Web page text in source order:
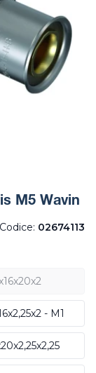
M5 Wavin
Codice: 02674113
- M1